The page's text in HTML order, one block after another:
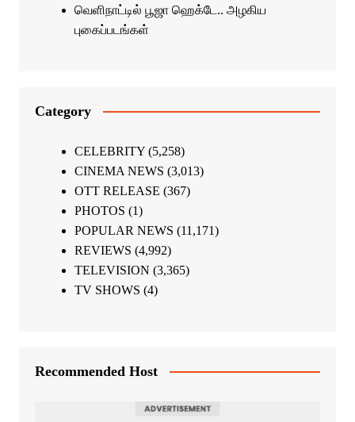
வெளிநாட்டில் பூஜா ஹெக்டே.. அழகிய
புகைப்படங்கள்
Category
CELEBRITY(5,258)
CINEMA NEWS (3,013)
OTT RELEASE (367)
PHOTOS (1)
POPULAR NEWS (11,171)
REVIEWS (4,992)
TELEVISION (3,365)
TV SHOWS (4)
Recommended Host